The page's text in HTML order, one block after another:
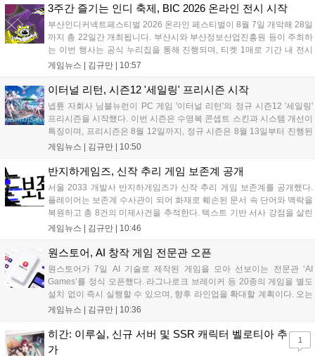
들어왔다. 서비스 중인...
3주간 즐기는 인디 축제, BIC 2026 온라인 전시 시작
부산인디커넥트페스티벌 2026 온라인 페스티벌이 8월 7일 개막해 28일
까지 총 22일간 개최됩니다. 부산시와 부산정보산업진흥원 등이 주최하
는 이번 행사는 공식 누리집을 통해 진행되며, 티켓 1매로 기간 내 전시
작을 제한 없이 체험할 수 있습니다. 일반 및 루키 부문 등 다양한 인디게
세계 누구나 참여 가능한 이번 행사는 역대 최대 규모로 열려 인디게임
게임뉴스 | 김규만 | 10:57
이터널 리턴, 시즌12 '세일링' 프리시즌 시작
넵튠 자회사 님블뉴런이 PC 게임 '이터널 리턴'의 정규 시즌12 '세일링'
프리시즌을 시작했다. 이번 시즌은 수영복 콘셉트 스킨과 시스템 개선이
특징이며, 프리시즌은 8월 12일까지, 정규 시즌은 8월 13일부터 진행된
다. 실험체 관찰일지 추가와 후반부 전략 강화를 위한 다중 크로노 스피
대를 모으고 있다....
게임뉴스 | 김규만 | 10:50
반지하게임즈, 신작 추리 게임 보존계 공개
서울 2033 개발사 반지하게임즈가 신작 추리 게임 보존계를 공개했다.
플레이어는 보존계 수사관이 되어 화재로 훼손된 문서 속 단어와 맥락을
복원하고 총 8건의 미제사건을 추적한다. 텍스트 기반 서사 강점을 살린
이번 게임은 정보 조합과 사건 재구성이 핵심이며, 현재 스팀 상점 페이
개발에 박차를 가하고 있다....
게임뉴스 | 김규만 | 10:46
원스토어, AI 창작 게임 전문관 오픈
원스토어가 7일 AI 기술로 제작된 게임을 모아 선보이는 전문관 ‘AI
Games’를 정식 오픈했다. 라그나로크 브레이커 등 20종의 게임을 별도
설치 없이 즉시 실행할 수 있으며, 향후 라인업을 확대할 계획이다. 오는
11일부터는 게임 실행 시 할인 쿠폰을 지급하는 오픈 기념 이벤트도 진
있는 환경을 조성해 창작자와 이용자 모두에게 새로운 경험을 제공할 것
으로 기대된다....
게임뉴스 | 김규만 | 10:36
히간: 이루실, 신규 서버 및 SSR 캐릭터 벨로티아 추
가
1